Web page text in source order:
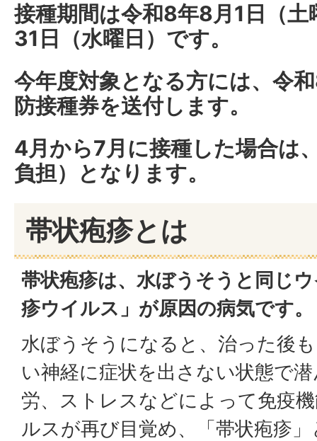
接種期間は令和8年8月1日（
31日（水曜日）です。
今年度対象となる方には、令
防接種券を送付します。
4月から7月に接種した場合は
負担）となります。
帯状疱疹とは
帯状疱疹は、水ぼうそうと同じ
疹ウイルス」が原因の病気です。
水ぼうそうになると、治った後
い神経に症状を出さない状態で
労、ストレスなどによって免疫
ルスが再び目覚め、「帯状疱疹